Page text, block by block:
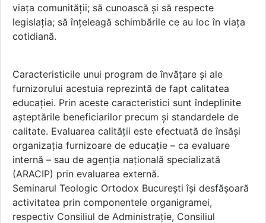
viaţa comunităţii; să cunoască şi să respecte
legislația; să înţeleagă schimbările ce au loc în viaţa
cotidiană.
Caracteristicile unui program de învățare și ale
furnizorului acestuia reprezintă de fapt calitatea
educației. Prin aceste caracteristici sunt îndeplinite
așteptările beneficiarilor precum și standardele de
calitate. Evaluarea calității este efectuată de însăși
organizația furnizoare de educație – ca evaluare
internă – sau de agenția națională specializată
(ARACIP) prin evaluarea externă.
Seminarul Teologic Ortodox București își desfăşoară
activitatea prin componentele organigramei,
respectiv Consiliul de Administraţie, Consiliul